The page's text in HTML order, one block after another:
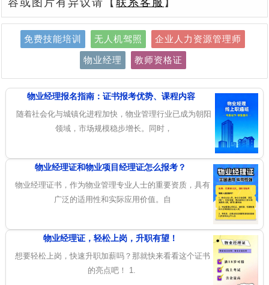
容或图片有异议请【联系客服 】
免费技能培训 无人机驾照 企业人力资源管理师
物业经理 教师资格证
物业经理报名指南：证书报考优势、课程内容
随着社会化与城镇化进程加快，物业管理行业已成为朝阳
领域，市场规模稳步增长。同时，
物业经理证和物业项目经理证怎么报考？
物业经理证书，作为物业管理专业人士的重要资质，具有
广泛的适用性和实际应用价值。自
物业经理证，轻松上岗，升职有望！
想要轻松上岗，快速升职加薪吗？那就快来看看这个证书
的亮点吧！ 1.